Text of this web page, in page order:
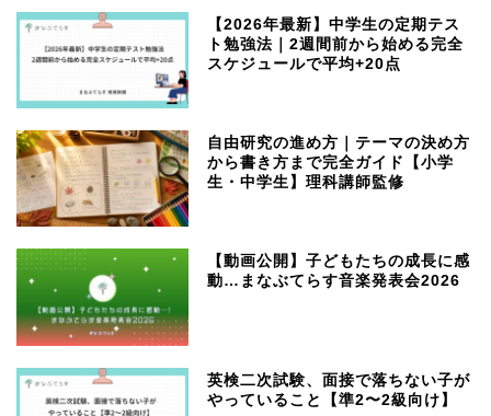
【2026年最新】中学生の定期テス
ト勉強法｜2週間前から始める完全
スケジュールで平均+20点
自由研究の進め方｜テーマの決め方
から書き方まで完全ガイド【小学
生・中学生】理科講師監修
【動画公開】子どもたちの成長に感
動…まなぶてらす音楽発表会2026
英検二次試験、面接で落ちない子が
やっていること【準2〜2級向け】